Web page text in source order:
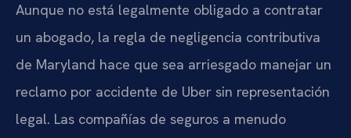
Aunque no está legalmente obligado a contratar
un abogado, la regla de negligencia contributiva
de Maryland hace que sea arriesgado manejar un
reclamo por accidente de Uber sin representación
legal. Las compañías de seguros a menudo